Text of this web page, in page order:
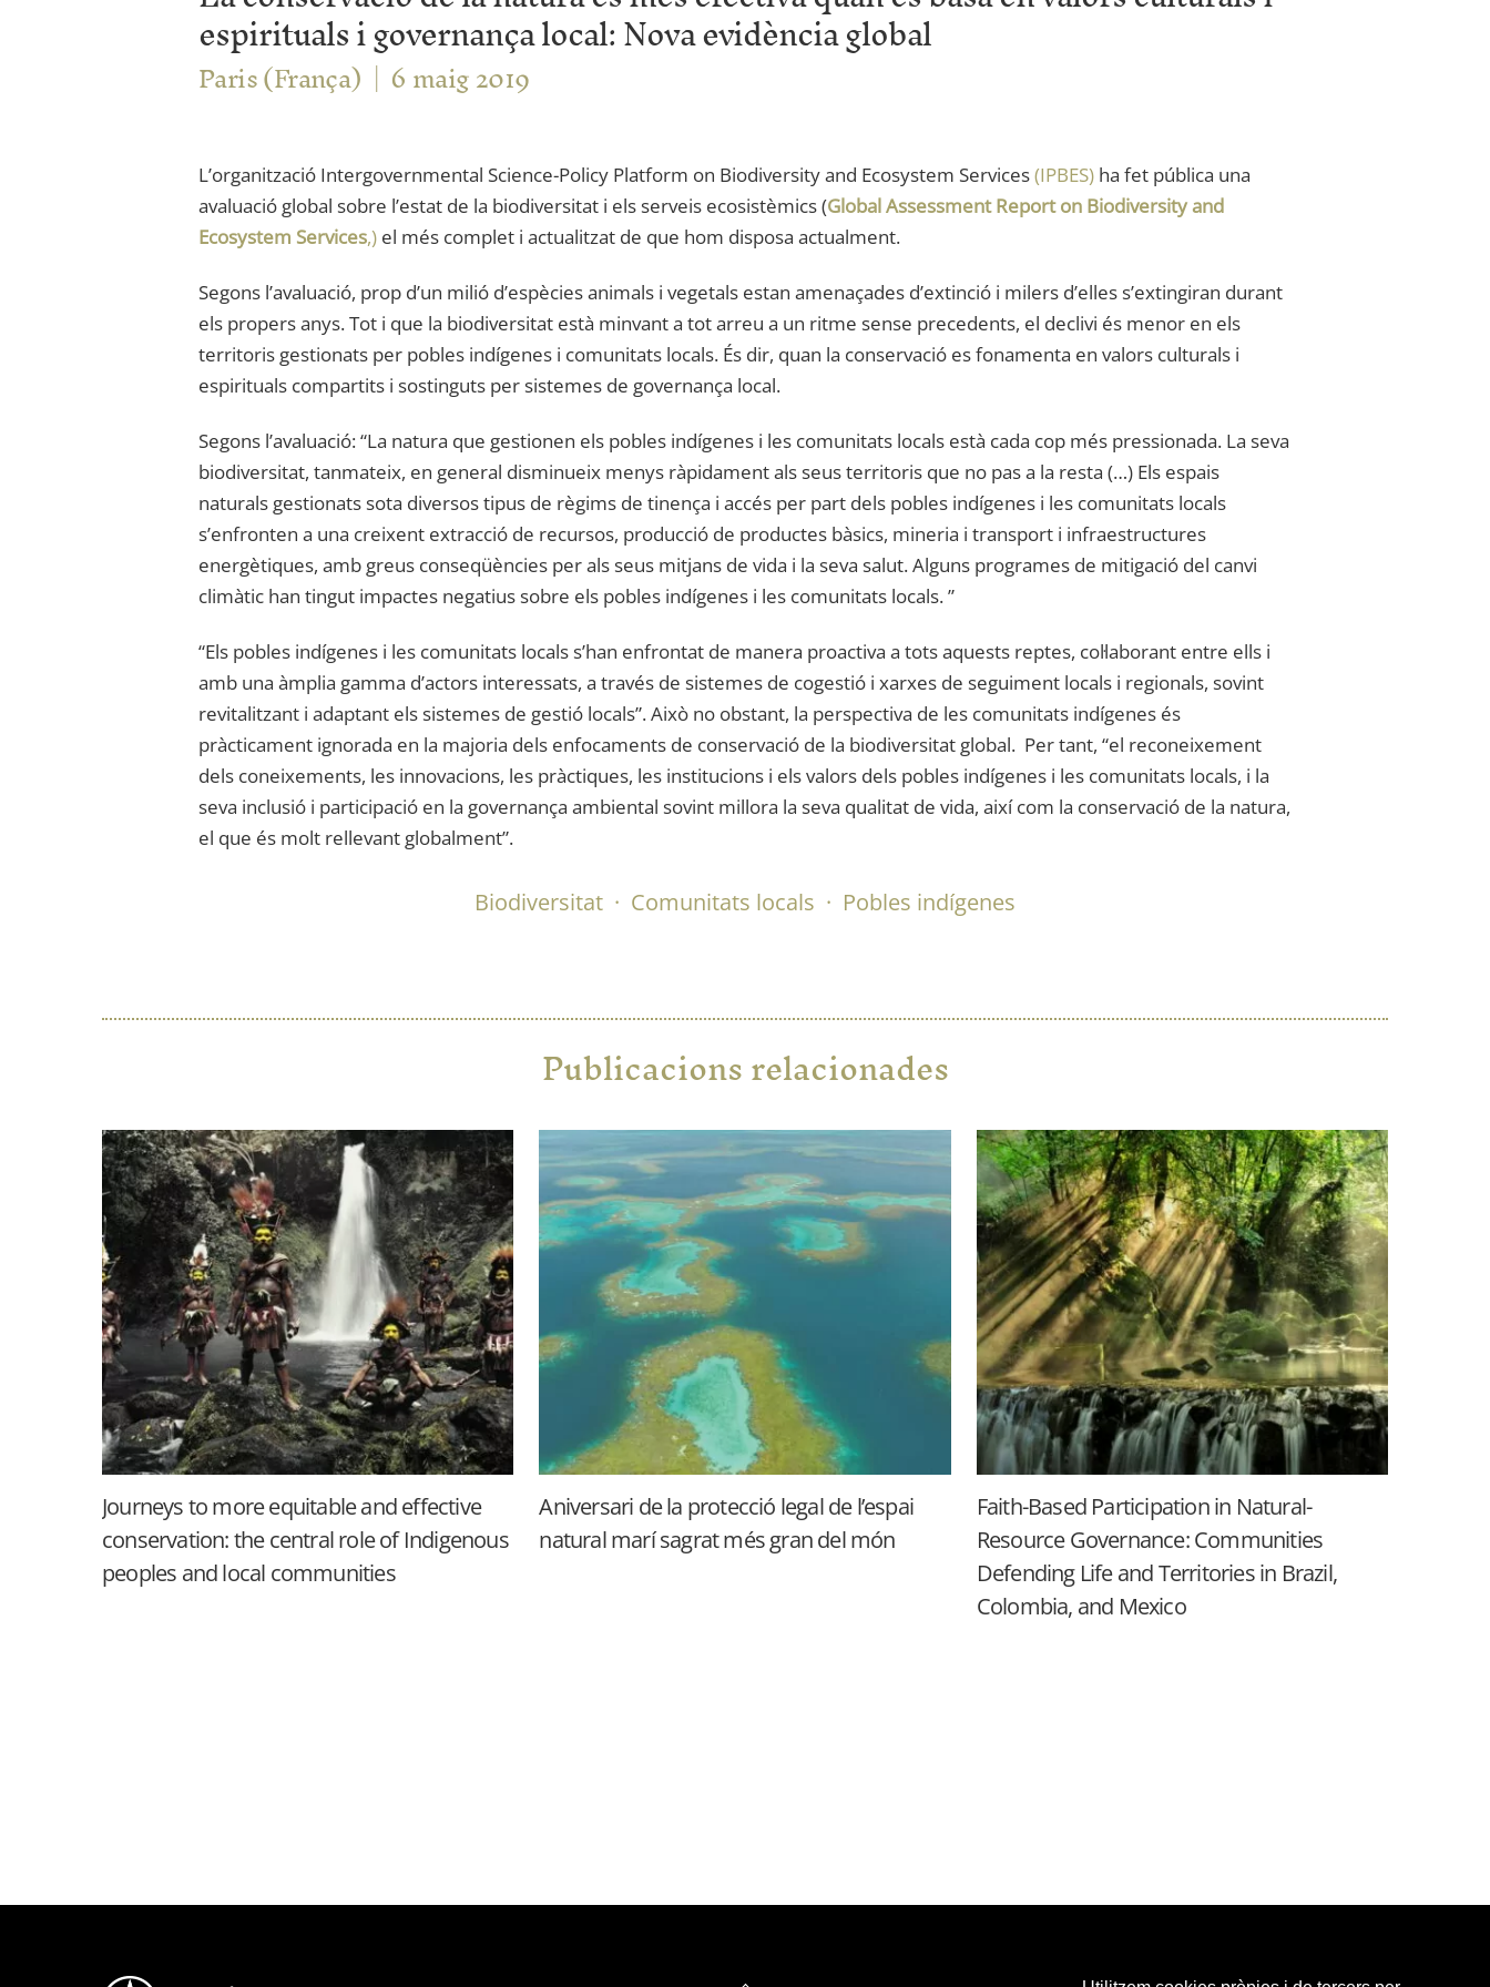
espirituals i governança local: Nova evidència global
Paris (França) 6 maig 2019
L’organització Intergovernmental Science-Policy Platform on Biodiversity and Ecosystem Services(IPBES) ha fet pública una
avaluació global sobre l’estat de la biodiversitat i els serveis ecosistèmics (Global Assessment Report on Biodiversity and
Ecosystem Services,) el més complet i actualitzat de que hom disposa actualment.
Segons l’avaluació, prop d’un milió d’espècies animals i vegetals estan amenaçades d’extinció i milers d’elles s’extingiran durant
els propers anys. Tot i que la biodiversitat està minvant a tot arreu a un ritme sense precedents, el declivi és menor en els
territoris gestionats per pobles indígenes i comunitats locals. És dir, quan la conservació es fonamenta en valors culturals i
espirituals compartits i sostinguts per sistemes de governança local.
Segons l’avaluació: “La natura que gestionen els pobles indígenes i les comunitats locals està cada cop més pressionada. La seva
biodiversitat, tanmateix, en general disminueix menys ràpidament als seus territoris que no pas a la resta (…) Els espais
naturals gestionats sota diversos tipus de règims de tinença i accés per part dels pobles indígenes i les comunitats locals
s’enfronten a una creixent extracció de recursos, producció de productes bàsics, mineria i transport i infraestructures
energètiques, amb greus conseqüències per als seus mitjans de vida i la seva salut. Alguns programes de mitigació del canvi
climàtic han tingut impactes negatius sobre els pobles indígenes i les comunitats locals. ”
“Els pobles indígenes i les comunitats locals s’han enfrontat de manera proactiva a tots aquests reptes, col·laborant entre ells i
amb una àmplia gamma d’actors interessats, a través de sistemes de cogestió i xarxes de seguiment locals i regionals, sovint
revitalitzant i adaptant els sistemes de gestió locals”. Això no obstant, la perspectiva de les comunitats indígenes és
pràcticament ignorada en la majoria dels enfocaments de conservació de la biodiversitat global. Per tant, “el reconeixement
dels coneixements, les innovacions, les pràctiques, les institucions i els valors dels pobles indígenes i les comunitats locals, i la
seva inclusió i participació en la governança ambiental sovint millora la seva qualitat de vida, així com la conservació de la natura,
el que és molt rellevant globalment”.
Biodiversitat · Comunitats locals · Pobles indígenes
Publicacions relacionades
Journeys to more equitable and effective
conservation: the central role of Indigenous
peoples and local communities
Aniversari de la protecció legal de l’espai
natural marí sagrat més gran del món
Faith-Based Participation in Natural-
Resource Governance: Communities
Defending Life and Territories in Brazil,
Colombia, and Mexico